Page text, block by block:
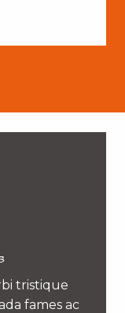
tristique
fames ac